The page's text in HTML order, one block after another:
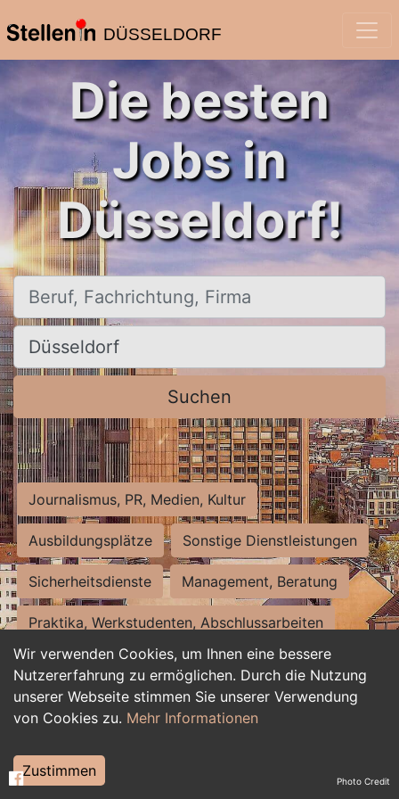
DÜSSELDORF
Wir verwenden Cookies, um Ihnen eine bessere
Nutzererfahrung zu ermöglichen. Durch die Nutzung
unserer Webseite stimmen Sie unserer Verwendung
von Cookies zu. Mehr Informationen
Zustimmen
Die besten
Jobs in
Düsseldorf!
Beruf, Fachrichtung, Firma
Ort, Stadt
Suchen
Journalismus, PR, Medien, Kultur
Ausbildungsplätze Sonstige Dienstleistungen
Sicherheitsdienste Management, Beratung
Praktika, Werkstudenten, Abschlussarbeiten
Personalwesen Assistenz, Sekretariat
Hilfskräfte, Aushilfs- und Nebenjobs
Weiterbildung, Studium, duale Ausbildung Photo Credit